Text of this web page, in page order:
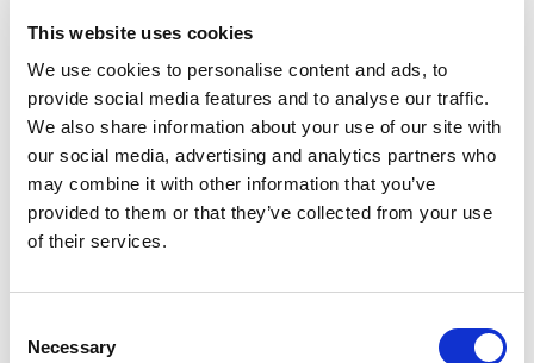
This website uses cookies
We use cookies to personalise content and ads, to
provide social media features and to analyse our traffic.
We also share information about your use of our site with
our social media, advertising and analytics partners who
may combine it with other information that you’ve
provided to them or that they’ve collected from your use
of their services.
Selection
Necessary
Выбор подушек
ДОПОЛНИТЕЛЬНЫЕ УСЛУГИ
Бесплатный трансфер в обе стороны (из
аэропорта или порта)
Поужинайте во всех наших ресторанах с
обслуживанием по меню
(бронирование по имени)